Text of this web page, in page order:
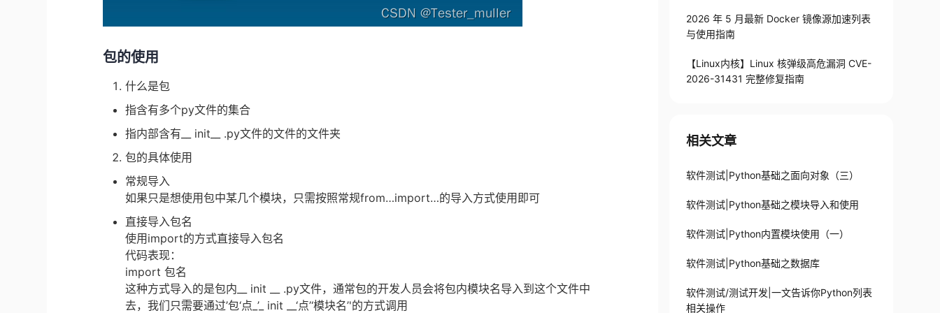
包的使用
什么是包
指含有多个py文件的集合
指内部含有__ init__ .py文件的文件的文件夹
包的具体使用
常规导入
如果只是想使用包中某几个模块，只需按照常规from…import…的导入方式使用即可
直接导入包名
使用import的方式直接导入包名
代码表现：
import 包名
这种方式导入的是包内__ init __ .py文件，通常包的开发人员会将包内模块名导入到这个文件中
去，我们只需要通过’包‘点_’_ init __‘点’‘模块名’'的方式调用
2026 年 5 月最新 Docker 镜像源加速列表
与使用指南
【Linux内核】Linux 核弹级高危漏洞 CVE-
2026-31431 完整修复指南
相关文章
软件测试|Python基础之面向对象（三）
软件测试|Python基础之模块导入和使用
软件测试|Python内置模块使用（一）
软件测试|Python基础之数据库
软件测试/测试开发|一文告诉你Python列表
相关操作